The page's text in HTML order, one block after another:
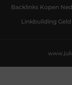
Backlinks Kopen
Linkbuilding